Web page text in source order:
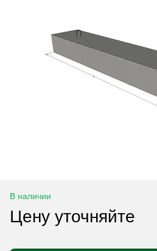
В наличии
Цену уточняйте